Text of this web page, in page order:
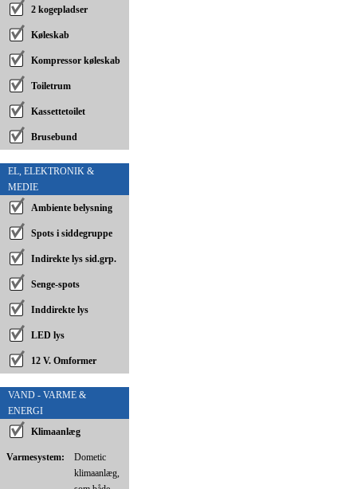
2 kogepladser
Køleskab
Kompressor køleskab
Toiletrum
Kassettetoilet
Brusebund
EL, ELEKTRONIK &
MEDIE
Ambiente belysning
Spots i siddegruppe
Indirekte lys sid.grp.
Senge-spots
Inddirekte lys
LED lys
12 V. Omformer
VAND - VARME &
ENERGI
Klimaanlæg
Varmesystem:
Dometic
klimaanlæg,